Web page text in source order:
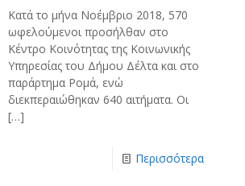
Κατά το μήνα Νοέμβριο 2018, 570
ωφελούμενοι προσήλθαν στο
Κέντρο Κοινότητας της Κοινωνικής
Υπηρεσίας του Δήμου Δέλτα και στο
παράρτημα Ρομά, ενώ
διεκπεραιώθηκαν 640 αιτήματα. Οι
[…]
Περισσότερα